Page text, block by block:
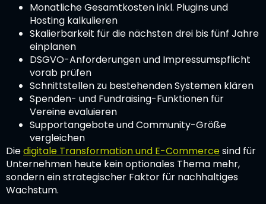
Monatliche Gesamtkosten inkl. Plugins und
Hosting kalkulieren
Skalierbarkeit für die nächsten drei bis fünf Jahre
einplanen
DSGVO-Anforderungen und Impressumspflicht
vorab prüfen
Schnittstellen zu bestehenden Systemen klären
Spenden- und Fundraising-Funktionen für
Vereine evaluieren
Supportangebote und Community-Größe
vergleichen
Diedigitale Transformation und E-Commercesind für
Unternehmen heute kein optionales Thema mehr,
sondern ein strategischer Faktor für nachhaltiges
Wachstum.